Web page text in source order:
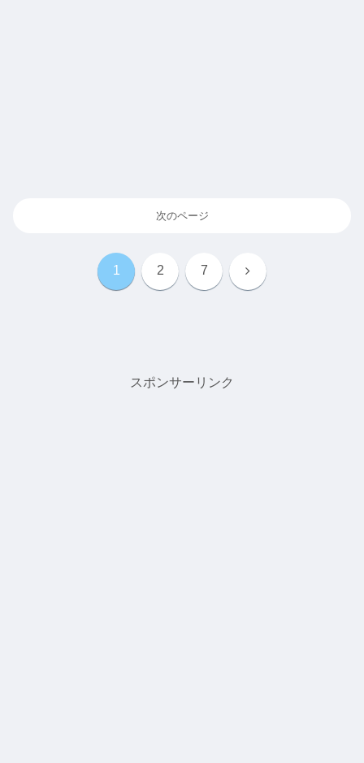
次のページ
1 2 7 次
スポンサーリンク